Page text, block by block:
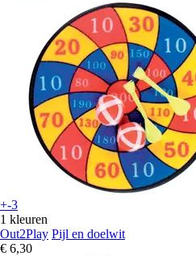
+-3
1 kleuren
Out2Play Pijl en doelwit
€ 6,30